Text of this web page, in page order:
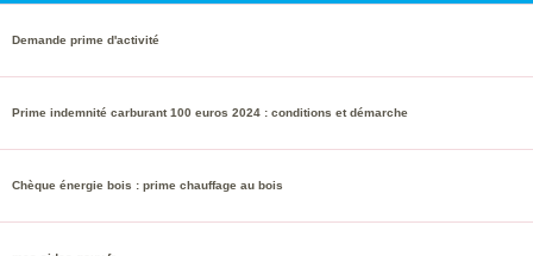
Demande prime d'activité
Prime indemnité carburant 100 euros 2024 : conditions et démarche
Chèque énergie bois : prime chauffage au bois